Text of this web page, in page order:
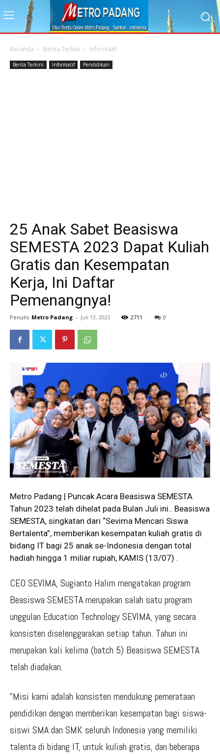
Beranda Berita Terkini Informatif
Berita Terkini Informatif Pendidikan
25 Anak Sabet Beasiswa
SEMESTA 2023 Dapat Kuliah
Gratis dan Kesempatan
Kerja, Ini Daftar
Pemenangnya!
Penulis Metro Padang - Juli 13, 2023 2711 0
Metro Padang | Puncak Acara Beasiswa SEMESTA
Tahun 2023 telah dihelat pada Bulan Juli ini.. Beasiswa
SEMESTA, singkatan dari “Sevima Mencari Siswa
Bertalenta”, memberikan kesempatan kuliah gratis di
bidang IT bagi 25 anak se-Indonesia dengan total
hadiah hingga 1 miliar rupiah, KAMIS (13/07) .
CEO SEVIMA, Sugianto Halim mengatakan program
Beasiswa SEMESTA merupakan salah satu program
unggulan Education Technology SEVIMA, yang secara
konsisten diselenggarakan setiap tahun. Tahun ini
merupakan kali kelima (batch 5) Beasiswa SEMESTA
telah diadakan.
“Misi kami adalah konsisten mendukung pemerataan
pendidikan dengan memberikan kesempatan bagi siswa-
siswi SMA dan SMK seluruh Indonesia yang memiliki
talenta di bidang IT, untuk kuliah gratis, dan beberapa